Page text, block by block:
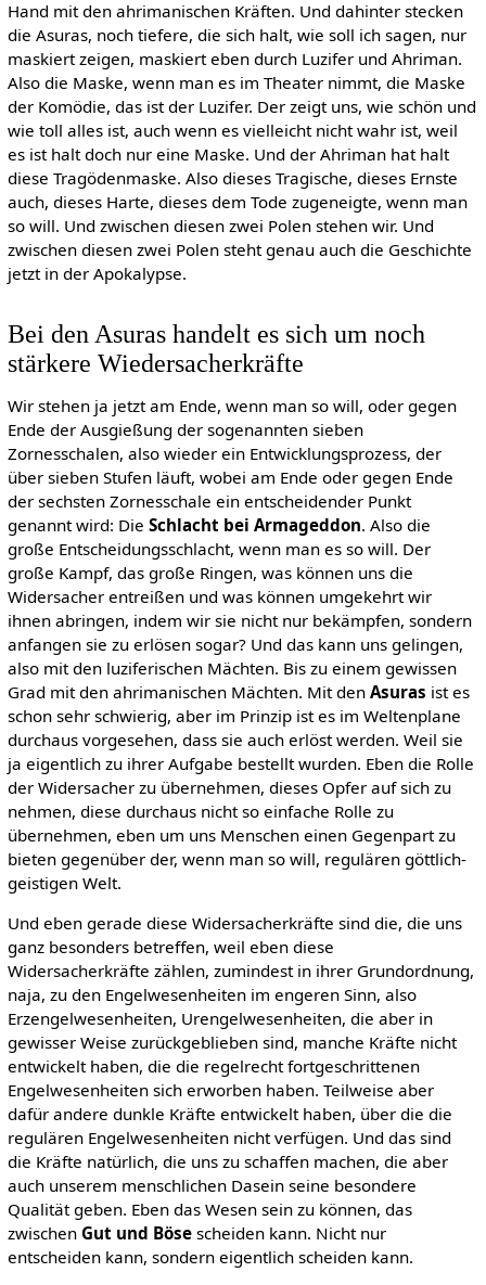
Hand mit den ahrimanischen Kräften. Und dahinter stecken
die Asuras, noch tiefere, die sich halt, wie soll ich sagen, nur
maskiert zeigen, maskiert eben durch Luzifer und Ahriman.
Also die Maske, wenn man es im Theater nimmt, die Maske
der Komödie, das ist der Luzifer. Der zeigt uns, wie schön und
wie toll alles ist, auch wenn es vielleicht nicht wahr ist, weil
es ist halt doch nur eine Maske. Und der Ahriman hat halt
diese Tragödenmaske. Also dieses Tragische, dieses Ernste
auch, dieses Harte, dieses dem Tode zugeneigte, wenn man
so will. Und zwischen diesen zwei Polen stehen wir. Und
zwischen diesen zwei Polen steht genau auch die Geschichte
jetzt in der Apokalypse.
Bei den Asuras handelt es sich um noch
stärkere Wiedersacherkräfte
Wir stehen ja jetzt am Ende, wenn man so will, oder gegen
Ende der Ausgießung der sogenannten sieben
Zornesschalen, also wieder ein Entwicklungsprozess, der
über sieben Stufen läuft, wobei am Ende oder gegen Ende
der sechsten Zornesschale ein entscheidender Punkt
genannt wird: Die Schlacht bei Armageddon. Also die
große Entscheidungsschlacht, wenn man es so will. Der
große Kampf, das große Ringen, was können uns die
Widersacher entreißen und was können umgekehrt wir
ihnen abringen, indem wir sie nicht nur bekämpfen, sondern
anfangen sie zu erlösen sogar? Und das kann uns gelingen,
also mit den luziferischen Mächten. Bis zu einem gewissen
Grad mit den ahrimanischen Mächten. Mit den Asuras ist es
schon sehr schwierig, aber im Prinzip ist es im Weltenplane
durchaus vorgesehen, dass sie auch erlöst werden. Weil sie
ja eigentlich zu ihrer Aufgabe bestellt wurden. Eben die Rolle
der Widersacher zu übernehmen, dieses Opfer auf sich zu
nehmen, diese durchaus nicht so einfache Rolle zu
übernehmen, eben um uns Menschen einen Gegenpart zu
bieten gegenüber der, wenn man so will, regulären göttlich-
geistigen Welt.
Und eben gerade diese Widersacherkräfte sind die, die uns
ganz besonders betreffen, weil eben diese
Widersacherkräfte zählen, zumindest in ihrer Grundordnung,
naja, zu den Engelwesenheiten im engeren Sinn, also
Erzengelwesenheiten, Urengelwesenheiten, die aber in
gewisser Weise zurückgeblieben sind, manche Kräfte nicht
entwickelt haben, die die regelrecht fortgeschrittenen
Engelwesenheiten sich erworben haben. Teilweise aber
dafür andere dunkle Kräfte entwickelt haben, über die die
regulären Engelwesenheiten nicht verfügen. Und das sind
die Kräfte natürlich, die uns zu schaffen machen, die aber
auch unserem menschlichen Dasein seine besondere
Qualität geben. Eben das Wesen sein zu können, das
zwischen Gut und Bösescheiden kann. Nicht nur
entscheiden kann, sondern eigentlich scheiden kann.